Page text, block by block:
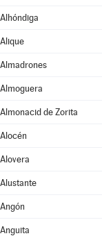
Alhóndiga
Alique
Almadrones
Almoguera
Almonacid de Zorita
Alocén
Alovera
Alustante
Angón
Anguita